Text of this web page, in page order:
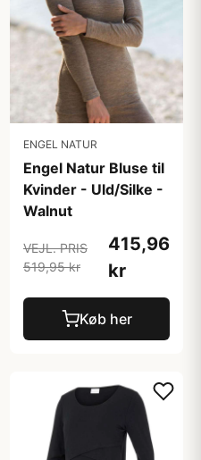
ENGEL NATUR
Engel Natur Bluse til
Kvinder - Uld/Silke -
Walnut
VEJL. PRIS
519,95 kr
415,96
kr
Køb her